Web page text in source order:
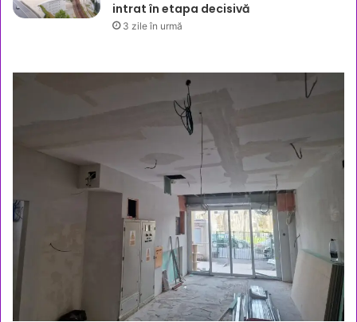
intrat în etapa decisivă
3 zile în urmă